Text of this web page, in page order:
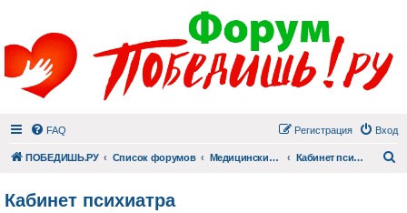
FAQ Вход
Регистрация
ПОБЕДИШЬ.РУ Список форумов Медицинский раздел Кабинет психиатра
Кабинет психиатра